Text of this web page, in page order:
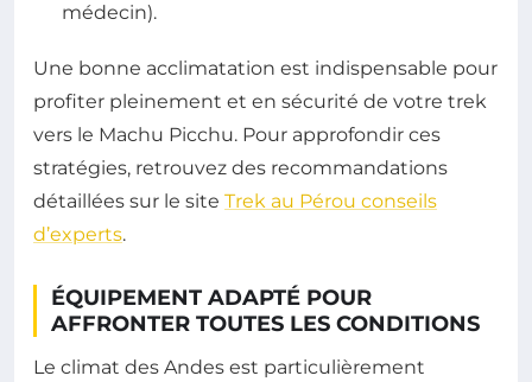
médecin).
Une bonne acclimatation est indispensable pour
profiter pleinement et en sécurité de votre trek
vers le Machu Picchu. Pour approfondir ces
stratégies, retrouvez des recommandations
détaillées sur le site Trek au Pérou conseils
d’experts.
ÉQUIPEMENT ADAPTÉ POUR
AFFRONTER TOUTES LES CONDITIONS
Le climat des Andes est particulièrement